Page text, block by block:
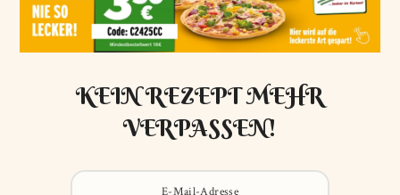
KEIN REZEPT MEHR
VERPASSEN!